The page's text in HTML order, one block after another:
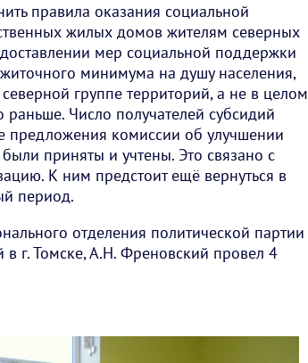
правила оказания социальной
жилых домов жителям северных
мер социальной поддержки
минимума на душу населения,
группе территорий, а не в целом
Число получателей субсидий
предложения комиссии об улучшении
приняты и учтены. Это связано с
К ним предстоит ещё вернуться в
период.
отделения политической партии
г. Томске, А.Н. Френовский провел 4